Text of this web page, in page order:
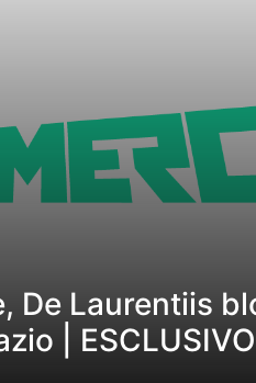
De Laurentiis
| ESCLUSIVO